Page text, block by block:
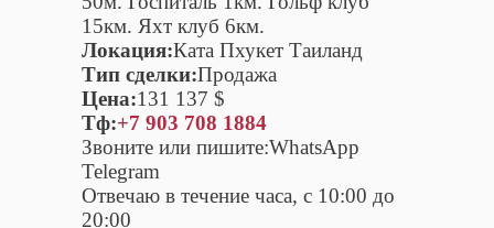
15км. Яхт клуб 6км.
Локация:Ката Пхукет Таиланд
Тип сделки:Продажа
Цена:131 137 $
Тф:+7 903 708 1884
Звоните или пишите:WhatsApp
Telegram
Отвечаю в течение часа, с 10:00 до
20:00